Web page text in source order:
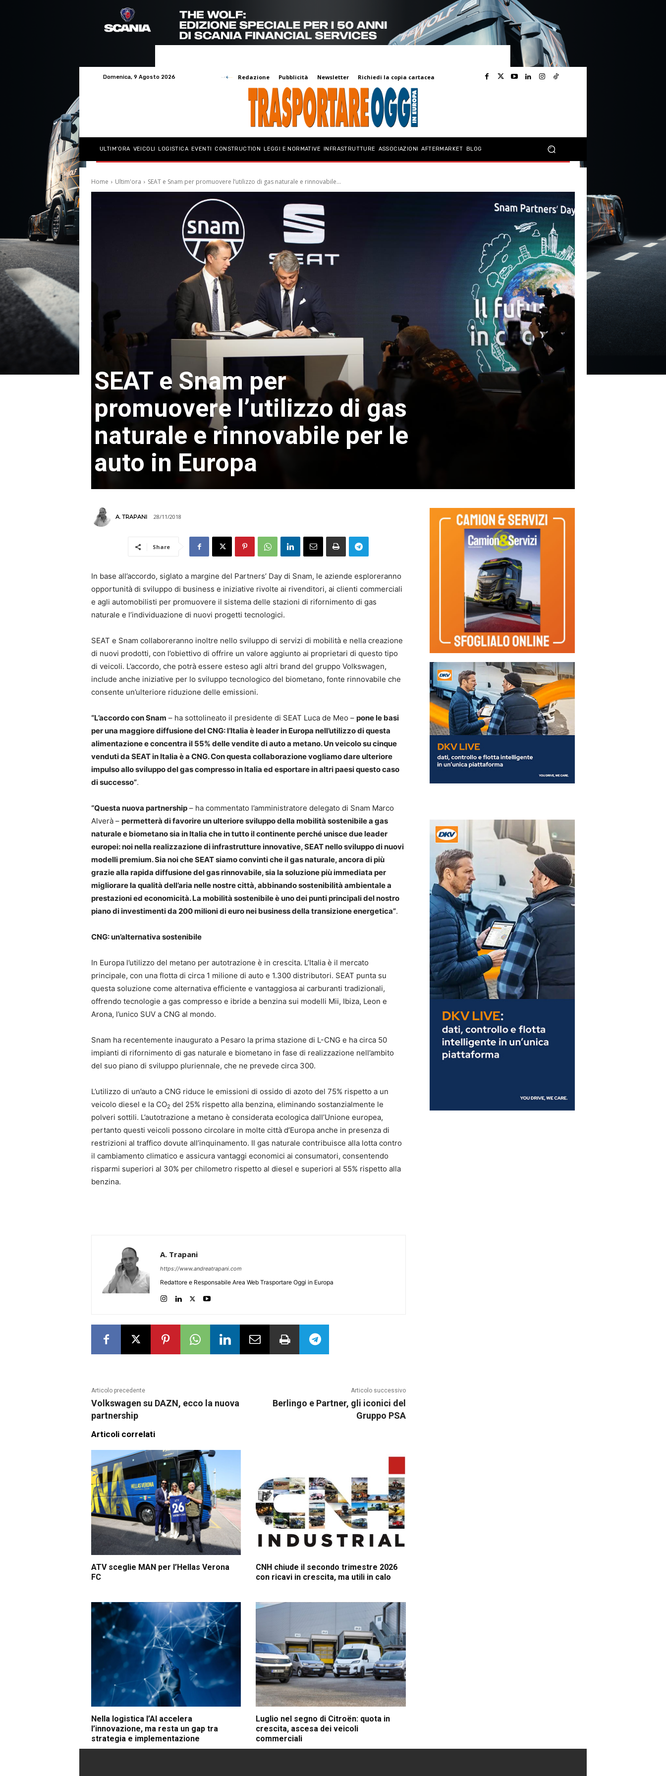
Domenica, 9 Agosto 2026 Redazione Pubblicità Newsletter Richiedi la copia cartacea
ULTIM’ORA VEICOLI LOGISTICA EVENTI CONSTRUCTION LEGGI E NORMATIVE INFRASTRUTTURE ASSOCIAZIONI AFTERMARKET BLOG
Home Ultim'ora SEAT e Snam per promuovere l’utilizzo di gas naturale e rinnovabile...
SEAT e Snam per
promuovere l’utilizzo di gas
naturale e rinnovabile per le
auto in Europa
A. TRAPANI 28/11/2018
Share
In base all’accordo, siglato a margine del Partners’ Day di Snam, le aziende esploreranno
opportunità di sviluppo di business e iniziative rivolte ai rivenditori, ai clienti commerciali
e agli automobilisti per promuovere il sistema delle stazioni di rifornimento di gas
naturale e l’individuazione di nuovi progetti tecnologici.
SEAT e Snam collaboreranno inoltre nello sviluppo di servizi di mobilità e nella creazione
di nuovi prodotti, con l’obiettivo di offrire un valore aggiunto ai proprietari di questo tipo
di veicoli. L’accordo, che potrà essere esteso agli altri brand del gruppo Volkswagen,
include anche iniziative per lo sviluppo tecnologico del biometano, fonte rinnovabile che
consente un’ulteriore riduzione delle emissioni.
“L’accordo con Snam – ha sottolineato il presidente di SEAT Luca de Meo – pone le basi
per una maggiore diffusione del CNG: l’Italia è leader in Europa nell’utilizzo di questa
alimentazione e concentra il 55% delle vendite di auto a metano. Un veicolo su cinque
venduti da SEAT in Italia è a CNG. Con questa collaborazione vogliamo dare ulteriore
impulso allo sviluppo del gas compresso in Italia ed esportare in altri paesi questo caso
di successo”.
“Questa nuova partnership – ha commentato l’amministratore delegato di Snam Marco
Alverà – permetterà di favorire un ulteriore sviluppo della mobilità sostenibile a gas
naturale e biometano sia in Italia che in tutto il continente perché unisce due leader
europei: noi nella realizzazione di infrastrutture innovative, SEAT nello sviluppo di nuovi
modelli premium. Sia noi che SEAT siamo convinti che il gas naturale, ancora di più
grazie alla rapida diffusione del gas rinnovabile, sia la soluzione più immediata per
migliorare la qualità dell’aria nelle nostre città, abbinando sostenibilità ambientale a
prestazioni ed economicità. La mobilità sostenibile è uno dei punti principali del nostro
piano di investimenti da 200 milioni di euro nei business della transizione energetica”.
CNG: un’alternativa sostenibile
In Europa l’utilizzo del metano per autotrazione è in crescita. L’Italia è il mercato
principale, con una flotta di circa 1 milione di auto e 1.300 distributori. SEAT punta su
questa soluzione come alternativa efficiente e vantaggiosa ai carburanti tradizionali,
offrendo tecnologie a gas compresso e ibride a benzina sui modelli Mii, Ibiza, Leon e
Arona, l’unico SUV a CNG al mondo.
Snam ha recentemente inaugurato a Pesaro la prima stazione di L-CNG e ha circa 50
impianti di rifornimento di gas naturale e biometano in fase di realizzazione nell’ambito
del suo piano di sviluppo pluriennale, che ne prevede circa 300.
L’utilizzo di un’auto a CNG riduce le emissioni di ossido di azoto del 75% rispetto a un
veicolo diesel e la CO2 del 25% rispetto alla benzina, eliminando sostanzialmente le
polveri sottili. L’autotrazione a metano è considerata ecologica dall’Unione europea,
pertanto questi veicoli possono circolare in molte città d’Europa anche in presenza di
restrizioni al traffico dovute all’inquinamento. Il gas naturale contribuisce alla lotta contro
il cambiamento climatico e assicura vantaggi economici ai consumatori, consentendo
risparmi superiori al 30% per chilometro rispetto al diesel e superiori al 55% rispetto alla
benzina.
A. Trapani
https://www.andreatrapani.com
Redattore e Responsabile Area Web Trasportare Oggi in Europa
Articolo precedente
Volkswagen su DAZN, ecco la nuova
partnership
Articolo successivo
Berlingo e Partner, gli iconici del
Gruppo PSA
Articoli correlati
ATV sceglie MAN per l’Hellas Verona
FC
CNH chiude il secondo trimestre 2026
con ricavi in crescita, ma utili in calo
Nella logistica l’AI accelera
l’innovazione, ma resta un gap tra
strategia e implementazione
Luglio nel segno di Citroën: quota in
crescita, ascesa dei veicoli
commerciali